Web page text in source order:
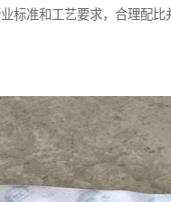
标准和工艺要求，合理配比